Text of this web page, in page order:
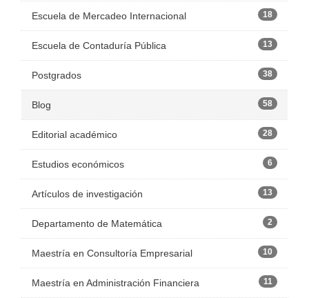
Escuela de Mercadeo Internacional 18
Escuela de Contaduría Pública 13
Postgrados 38
Blog 58
Editorial académico 28
Estudios económicos 6
Artículos de investigación 13
Departamento de Matemática 2
Maestría en Consultoría Empresarial 10
Maestría en Administración Financiera 11